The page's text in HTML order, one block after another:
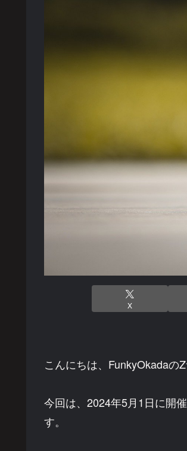
X
こんにちは、FunkyOkadaの
今回は、2024年5月1日に開
す。